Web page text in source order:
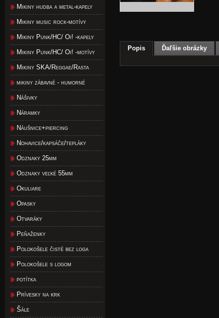
Mikiny hudba a metal-kapely
Mikiny music rock-motívy
Mikiny Punk/HC/ Oi! -kapely
Mikiny Punk/HC/ Oi! -motívy
Mikiny SKA/Reggae/Rasta
mikiny zábavné - humorné
Nášivky
Náramky
Náušnice+piercing
Nohavice/kapsáče/tepláky
Odznaky 25mm
Odznaky veľké 55mm
Okuliare
Opasky
Otvaráky
Peňaženky
Polokošele čisté bez loga
Polokošele s logom
potítka
Prívesky na krk
Šále
Popis Ďaľšie obrázky